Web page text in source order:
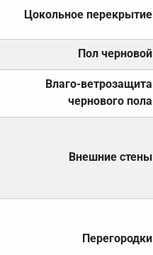
Цокольное перекрытие
Пол черновой
Влаго-ветрозащита
чернового пола
Внешние стены
Перегородки